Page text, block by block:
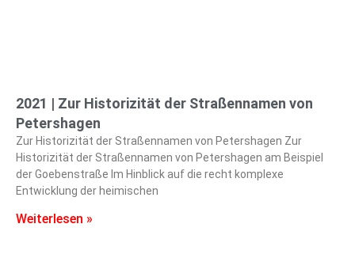
2021 | Zur Historizität der Straßennamen von
Petershagen
Zur Historizität der Straßennamen von Petershagen Zur
Historizität der Straßennamen von Petershagen am Beispiel
der Goebenstraße Im Hinblick auf die recht komplexe
Entwicklung der heimischen
Weiterlesen »